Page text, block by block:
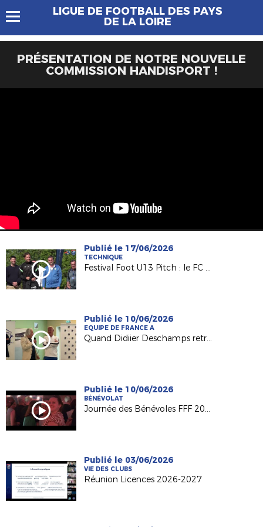
LIGUE DE FOOTBALL DES PAYS
DE LA LOIRE
PRÉSENTATION DE NOTRE NOUVELLE
COMMISSION HANDISPORT !
Publié le 17/06/2026
TECHNIQUE
Festival Foot U13 Pitch : le FC Chalonnes Chaudefonds club support à l'organisation
Publié le 10/06/2026
EQUIPE DE FRANCE A
Quand Didiier Deschamps retrouve ses racines nantaises...
Publié le 10/06/2026
BÉNÉVOLAT
Journée des Bénévoles FFF 2026
Publié le 03/06/2026
VIE DES CLUBS
Réunion Licences 2026-2027